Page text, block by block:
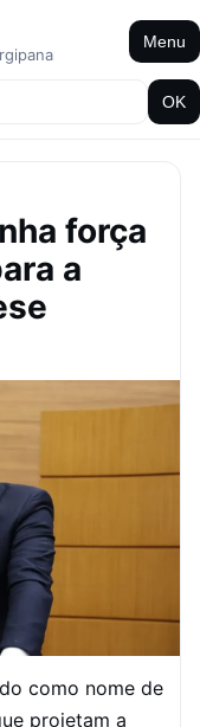
Menu
OK
força
a
como nome de
projetam a